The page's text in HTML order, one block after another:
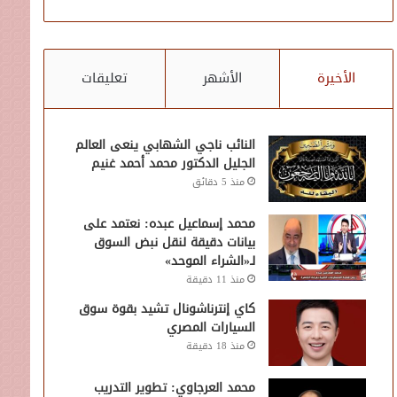
الأخيرة الأشهر تعليقات
النائب ناجي الشهابي ينعى العالم
الجليل الدكتور محمد أحمد غنيم
منذ 5 دقائق
محمد إسماعيل عبده: نعتمد على
بيانات دقيقة لنقل نبض السوق
لـ«الشراء الموحد»
منذ 11 دقيقة
كاي إنترناشونال تشيد بقوة سوق
السيارات المصري
منذ 18 دقيقة
محمد العرجاوي: تطوير التدريب